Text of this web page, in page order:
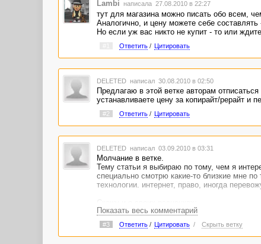
Lambi написала 27.08.2010 в 22:27
тут для магазина можно писать обо всем,
Аналогично, и цену можете себе
Но если уж вас никто не купит - то или
Ответить/ Цитировать
DELETED написал 30.08.2010 в 02:50
Предлагаю в этой ветке авторам
устанавливаете цену за копирайт/рерайт и
#2 Ответить/ Цитировать
DELETED написал 03.09.2010 в 03:31
Молчание в ветке.
Тему статьи я выбираю по тому, чем я
специально смотрю какие-то близкие мне
технологии. интернет, право, иногда
За рерайт с высокой уникальность цена
За копирайт цена колеблеться от 2 до 2.5
За перевод расценки от 2.5 уе ну и выше,
Вот такая картина пока.
Показать весь комментарий
#3 Ответить/ Цитировать / Скрыть ветку